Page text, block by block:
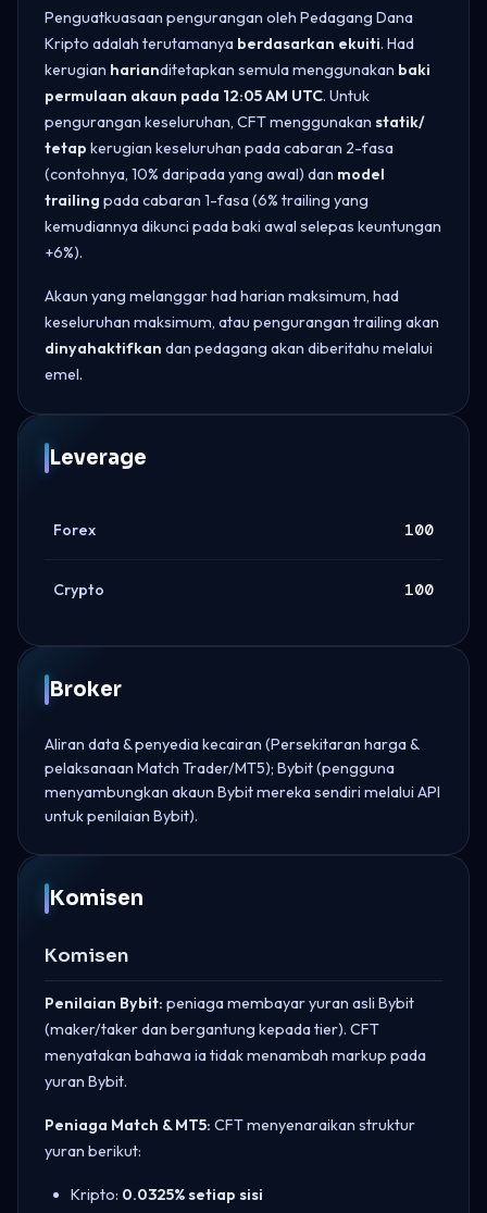
Penguatkuasaan pengurangan oleh Pedagang Dana
Kripto adalah terutamanya berdasarkan ekuiti. Had
kerugian harianditetapkan semula menggunakan baki
permulaan akaun pada 12:05 AM UTC. Untuk
pengurangan keseluruhan, CFT menggunakan statik/
tetap kerugian keseluruhan pada cabaran 2-fasa
(contohnya, 10% daripada yang awal) dan model
trailing pada cabaran 1-fasa (6% trailing yang
kemudiannya dikunci pada baki awal selepas keuntungan
+6%).
Akaun yang melanggar had harian maksimum, had
keseluruhan maksimum, atau pengurangan trailing akan
dinyahaktifkan dan pedagang akan diberitahu melalui
emel.
Leverage
Forex 100
Crypto 100
Broker
Aliran data & penyedia kecairan (Persekitaran harga &
pelaksanaan Match Trader/MT5); Bybit (pengguna
menyambungkan akaun Bybit mereka sendiri melalui API
untuk penilaian Bybit).
Komisen
Komisen
Penilaian Bybit: peniaga membayar yuran asli Bybit
(maker/taker dan bergantung kepada tier). CFT
menyatakan bahawa ia tidak menambah markup pada
yuran Bybit.
Peniaga Match & MT5: CFT menyenaraikan struktur
yuran berikut:
Kripto: 0.0325% setiap sisi